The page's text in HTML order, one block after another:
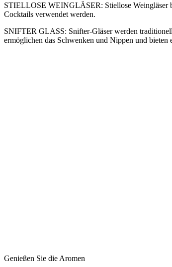
STIELLOSE WEINGLÄSER: Stiellose Weingläser
Cocktails verwendet werden.
SNIFTER GLASS: Snifter-Gläser werden
ermöglichen das Schwenken und Nippen und
Genießen Sie die Aromen